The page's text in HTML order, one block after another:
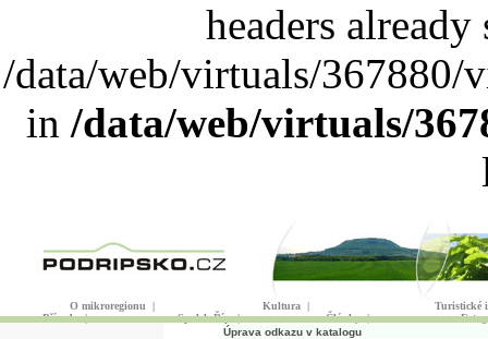
headers
/data/web/virtuals/
in /data/web/virtuals/
O mikroregionu | Kultura |
Turistické
Příroda| Spolek Říp| Články|
Úprava odkazu v katalogu